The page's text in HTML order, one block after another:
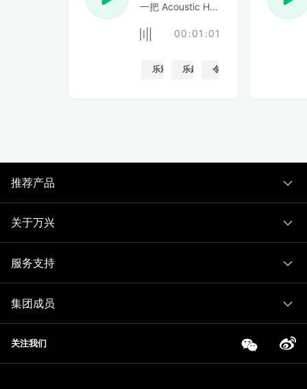
一把 Acoustic Happy 民谣吉他，带有
00:01:01
乐观的 乐趣 令人振奋
推荐产品
关于万兴
服务支持
集团成员
关注我们